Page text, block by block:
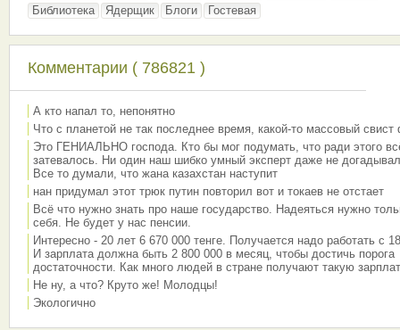
Библиотека
Ядерщик Блоги Гостевая
Комментарии ( 786821 )
А кто напал то, непонятно
Что с планетой не так последнее время, какой-то массовый свист
Это ГЕНИАЛЬНО господа. Кто бы мог подумать, что ради этого
затевалось. Ни один наш шибко умный эксперт даже не
Все то думали, что жана казахстан наступит
нан придумал этот трюк путин повторил вот и токаев не отстает
Всё что нужно знать про наше государство. Надеяться нужно
себя. Не будет у нас пенсии.
Интересно - 20 лет 6 670 000 тенге. Получается надо работать с
И зарплата должна быть 2 800 000 в месяц, чтобы достичь порога
достаточности. Как много людей в стране получают такую
Не ну, а что? Круто же! Молодцы!
Экологично